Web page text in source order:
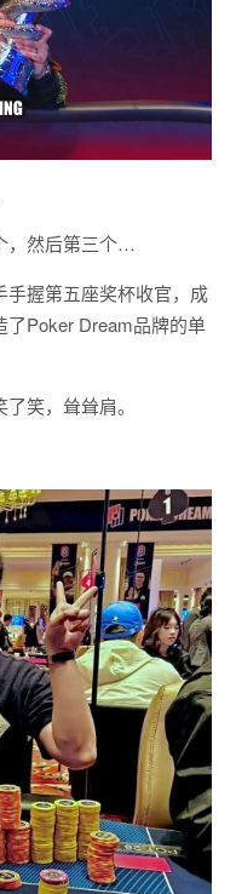
，然后第三个…
手握第五座奖杯收官，成
Poker Dream品牌的单
笑，耸耸肩。